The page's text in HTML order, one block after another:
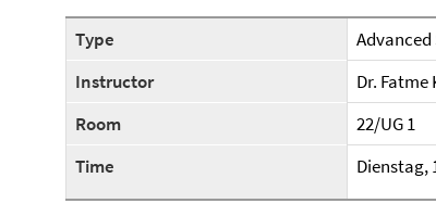
Type
Instructor
Dr. Fatme
Room
22/UG 1
Time
Dienstag,